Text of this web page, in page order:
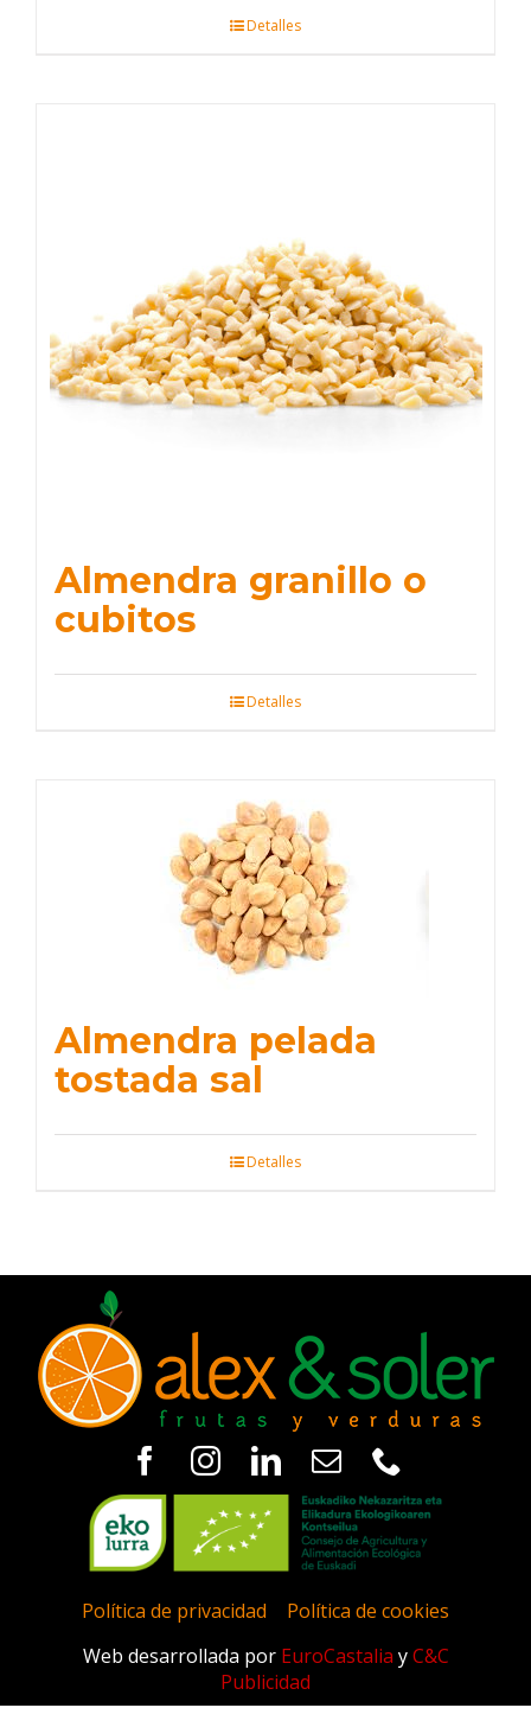
Detalles
Almendra granillo o
cubitos
Detalles
Almendra pelada
tostada sal
Detalles
Política de privacidad
Política de cookies
Web desarrollada por EuroCastalia y C&C
Publicidad